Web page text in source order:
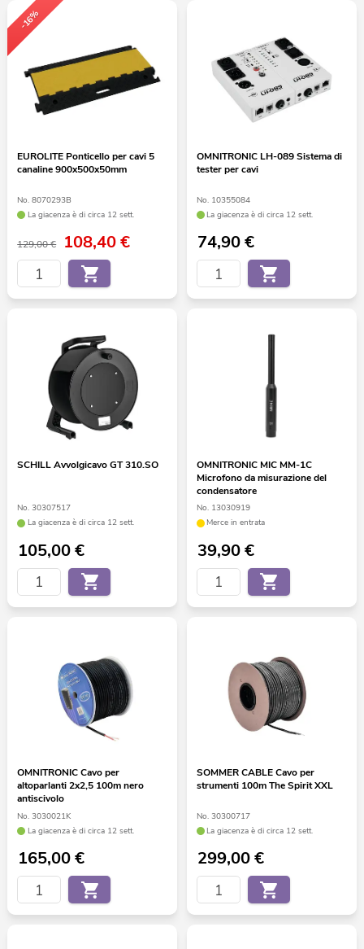
-16%
EUROLITE Ponticello per cavi 5
canaline 900x500x50mm
No. 8070293B
La giacenza è di circa 12 sett.
129,00 € 108,40€
OMNITRONIC LH-089 Sistema di
tester per cavi
No. 10355084
La giacenza è di circa 12 sett.
74,90€
SCHILL Avvolgicavo GT 310.SO
No. 30307517
La giacenza è di circa 12 sett.
105,00€
OMNITRONIC MIC MM-1C
Microfono da misurazione del
condensatore
No. 13030919
Merce in entrata
39,90€
OMNITRONIC Cavo per
altoparlanti 2x2,5 100m nero
antiscivolo
No. 3030021K
La giacenza è di circa 12 sett.
165,00€
SOMMER CABLE Cavo per
strumenti 100m The Spirit XXL
No. 30300717
La giacenza è di circa 12 sett.
299,00€